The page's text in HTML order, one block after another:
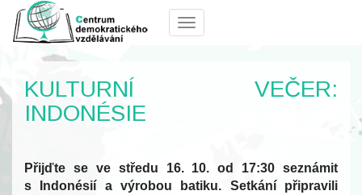
Menu
KULTURNÍ VEČER:
INDONÉSIE
Přijďte se ve středu 16. 10. od 17:30 seznámit
s Indonésií a výrobou batiku. Setkání připravili